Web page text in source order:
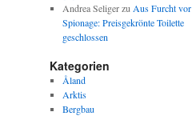
Andrea Seligerzu Aus Furcht vor
Spionage: Preisgekrönte Toilette
geschlossen
Kategorien
Åland
Arktis
Bergbau